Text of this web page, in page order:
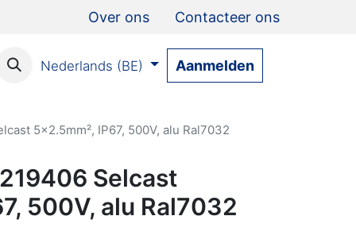
Over ons Contacteer ons
Nederlands (BE) Aanmelden
5x2.5mm², IP67, 500V, alu Ral7032
Selcast
500V, alu Ral7032